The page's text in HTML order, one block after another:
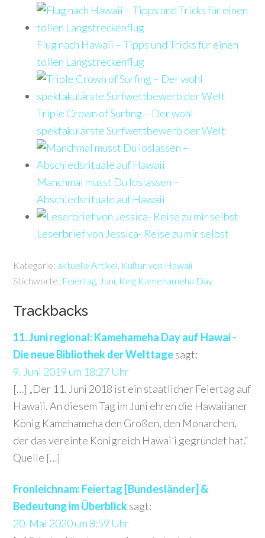
Flug nach Hawaii – Tipps und Tricks für einen
tollen Langstreckenflug
Triple Crown of Surfing – Der wohl
spektakulärste Surfwettbewerb der Welt
Manchmal musst Du loslassen –
Abschiedsrituale auf Hawaii
Leserbrief von Jessica- Reise zu mir selbst
Kategorie: aktuelle Artikel Kultur von Hawaii
Stichworte: Feiertag Juni King Kamehameha Day
Trackbacks
11. Juni regional: Kamehameha Day auf Hawai -
Die neue Bibliothek der Welttagesagt:
9. Juni 2019 um 18:27 Uhr
[…] „Der 11. Juni 2018 ist ein staatlicher Feiertag auf
Hawaii. An diesem Tag im Juni ehren die Hawaiianer
König Kamehameha den Großen, den Monarchen,
der das vereinte Königreich Hawai’i gegründet hat.“
Quelle […]
Fronleichnam: Feiertag [Bundesländer] &
Bedeutung im Überblicksagt:
20. Mai 2020 um 8:59 Uhr